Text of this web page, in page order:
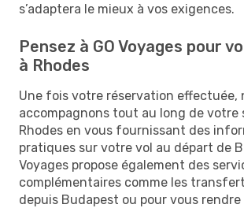
s’adaptera le mieux à vos exigences.
Pensez à GO Voyages pour
à Rhodes
Une fois votre réservation effectuée,
accompagnons tout au long de votre
Rhodes en vous fournissant des
pratiques sur votre vol au départ de
Voyages propose également des
complémentaires comme les
depuis Budapest ou pour vous